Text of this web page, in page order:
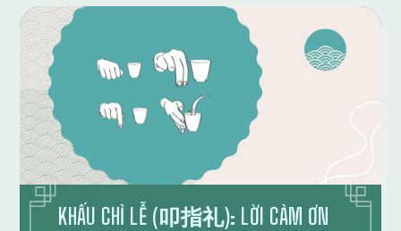
KHẤU CHỈ LỄ (叩指礼): LỜI CẢM ƠN